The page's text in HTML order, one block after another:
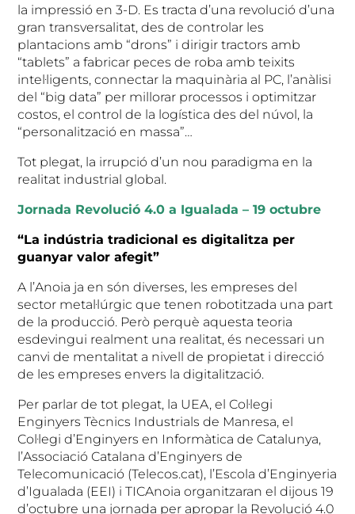
la impressió en 3-D. Es tracta d’una revolució d’una
gran transversalitat, des de controlar les
plantacions amb “drons” i dirigir tractors amb
“tablets” a fabricar peces de roba amb teixits
intel·ligents, connectar la maquinària al PC, l’anàlisi
del “big data” per millorar processos i optimitzar
costos, el control de la logística des del núvol, la
“personalització en massa”…
Tot plegat, la irrupció d’un nou paradigma en la
realitat industrial global.
Jornada Revolució 4.0 a Igualada – 19 octubre
“La indústria tradicional es digitalitza per
guanyar valor afegit”
A l’Anoia ja en són diverses, les empreses del
sector metal·lúrgic que tenen robotitzada una part
de la producció. Però perquè aquesta teoria
esdevingui realment una realitat, és necessari un
canvi de mentalitat a nivell de propietat i direcció
de les empreses envers la digitalització.
Per parlar de tot plegat, la UEA, el Col·legi
Enginyers Tècnics Industrials de Manresa, el
Col·legi d’Enginyers en Informàtica de Catalunya,
l’Associació Catalana d’Enginyers de
Telecomunicació (Telecos.cat), l’Escola d’Enginyeria
d’Igualada (EEI) i TICAnoia organitzaran el dijous 19
d’octubre una jornada per apropar la Revolució 4.0